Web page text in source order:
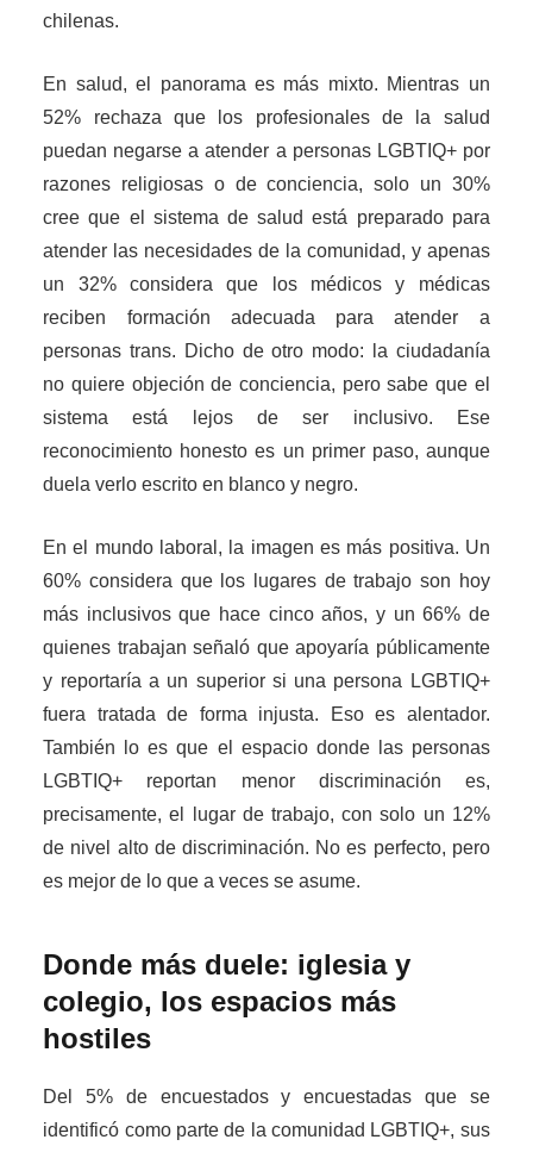
chilenas.
En salud, el panorama es más mixto. Mientras un
52% rechaza que los profesionales de la salud
puedan negarse a atender a personas LGBTIQ+ por
razones religiosas o de conciencia, solo un 30%
cree que el sistema de salud está preparado para
atender las necesidades de la comunidad, y apenas
un 32% considera que los médicos y médicas
reciben formación adecuada para atender a
personas trans. Dicho de otro modo: la ciudadanía
no quiere objeción de conciencia, pero sabe que el
sistema está lejos de ser inclusivo. Ese
reconocimiento honesto es un primer paso, aunque
duela verlo escrito en blanco y negro.
En el mundo laboral, la imagen es más positiva. Un
60% considera que los lugares de trabajo son hoy
más inclusivos que hace cinco años, y un 66% de
quienes trabajan señaló que apoyaría públicamente
y reportaría a un superior si una persona LGBTIQ+
fuera tratada de forma injusta. Eso es alentador.
También lo es que el espacio donde las personas
LGBTIQ+ reportan menor discriminación es,
precisamente, el lugar de trabajo, con solo un 12%
de nivel alto de discriminación. No es perfecto, pero
es mejor de lo que a veces se asume.
Donde más duele: iglesia y
colegio, los espacios más
hostiles
Del 5% de encuestados y encuestadas que se
identificó como parte de la comunidad LGBTIQ+, sus